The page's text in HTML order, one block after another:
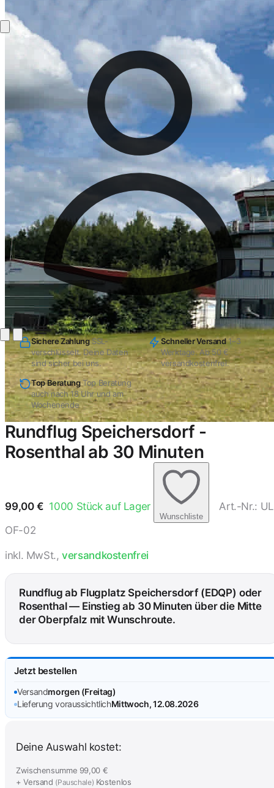
Sichere Zahlung SSL-
verschlüsselt. Deine Daten
sind sicher bei uns.
Schneller Versand 1–3
Werktage. Ab 50 €
versandkostenfrei.
Top Beratung Top Beratung
auch nach 18 Uhr und am
Wochenende
Rundflug Speichersdorf -
Rosenthal ab 30 Minuten
99,00 € 1000 Stück auf Lager
Wunschliste
Art.-Nr.:
OF-02
inkl. MwSt.,versandkostenfrei
Rundflug ab Flugplatz Speichersdorf (EDQP) oder
Rosenthal — Einstieg ab 30 Minuten über die Mitte
der Oberpfalz mit Wunschroute.
Jetzt bestellen
Versandmorgen (Freitag)
Lieferung voraussichtlichMittwoch, 12.08.2026
Deine Auswahl kostet:
Zwischensumme 99,00 €
+ Versand (Pauschale) Kostenlos